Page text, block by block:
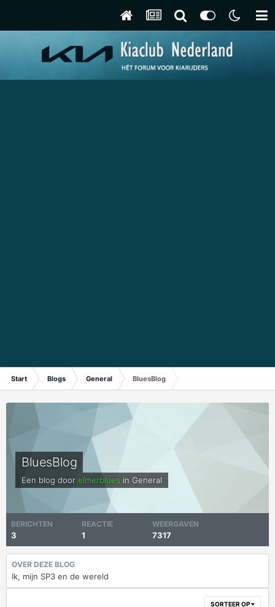
Start Blogs General BluesBlog
BluesBlog
Een blog door elmerblues in General
BERICHTEN
3
REACTIE
1
WEERGAVEN
7317
OVER DEZE BLOG
Ik, mijn SP3 en de wereld
SORTEER OP